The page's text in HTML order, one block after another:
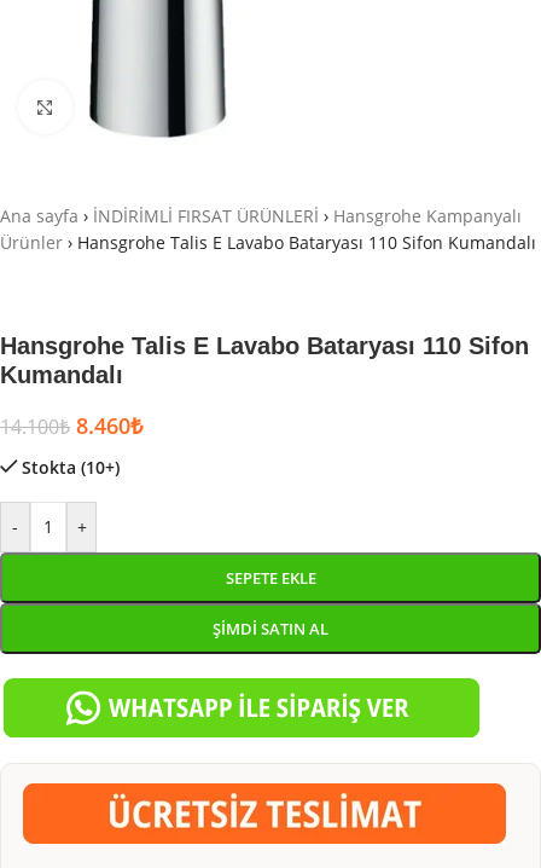
Büyütmek için tıklayın
Ana sayfa › İNDİRİMLİ FIRSAT ÜRÜNLERİ › Hansgrohe Kampanyalı
Ürünler › Hansgrohe Talis E Lavabo Bataryası 110 Sifon Kumandalı
Hansgrohe Talis E Lavabo Bataryası 110 Sifon
Kumandalı
14.100₺ 8.460₺
Stokta (10+)
- +
SEPETE EKLE
ŞIMDI SATIN AL